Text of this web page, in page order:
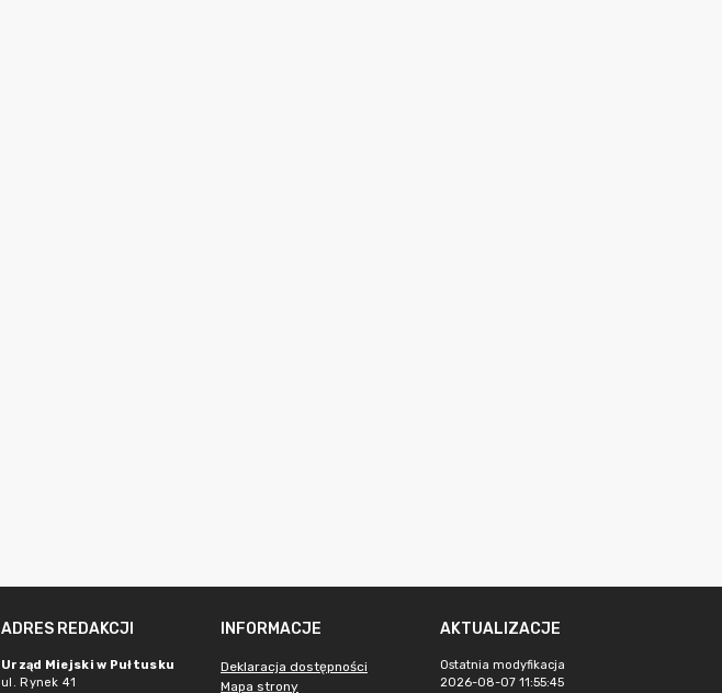
ADRES REDAKCJI
Urząd Miejski w Pułtusku
ul. Rynek 41
INFORMACJE
Deklaracja dostępności
Mapa strony
AKTUALIZACJE
Ostatnia modyfikacja
2026-08-07 11:55:45